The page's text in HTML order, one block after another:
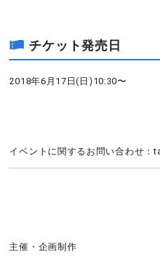
チケット発売日
2018年6月17日(日)10:30〜
イベントに関するお問い合わせ
主催・企画制作